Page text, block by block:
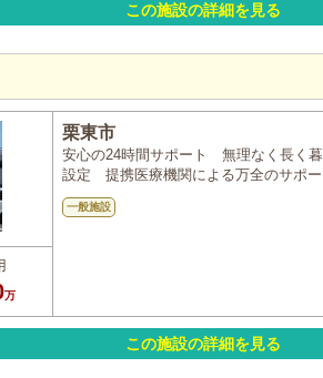
この施設の詳細を見る
栗東市
安心の24時間サポート 無理なく長く
設定 提携医療機関による万全のサポー
一般施設
万
この施設の詳細を見る